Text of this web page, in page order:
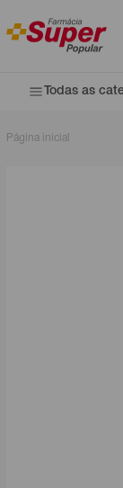
Todas as
Página inicial